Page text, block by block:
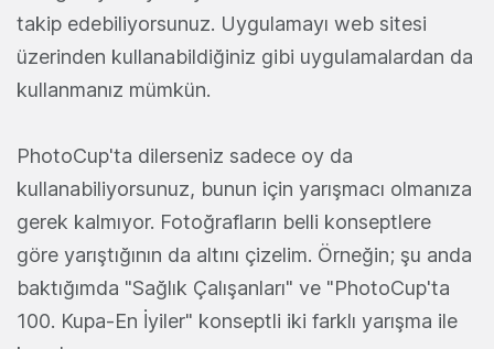
takip edebiliyorsunuz. Uygulamayı web sitesi
üzerinden kullanabildiğiniz gibi uygulamalardan da
kullanmanız mümkün.
PhotoCup'ta dilerseniz sadece oy da
kullanabiliyorsunuz, bunun için yarışmacı olmanıza
gerek kalmıyor. Fotoğrafların belli konseptlere
göre yarıştığının da altını çizelim. Örneğin; şu anda
baktığımda "Sağlık Çalışanları" ve "PhotoCup'ta
100. Kupa-En İyiler" konseptli iki farklı yarışma ile